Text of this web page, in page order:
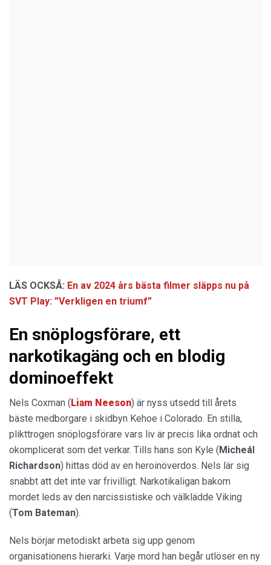
LÄS OCKSÅ: En av 2024 års bästa filmer släpps nu på
SVT Play: ”Verkligen en triumf”
En snöplogsförare, ett
narkotikagäng och en blodig
dominoeffekt
Nels Coxman (Liam Neeson) är nyss utsedd till årets
bäste medborgare i skidbyn Kehoe i Colorado. En stilla,
plikttrogen snöplogsförare vars liv är precis lika ordnat och
okomplicerat som det verkar. Tills hans son Kyle (Micheál
Richardson) hittas död av en heroinöverdos. Nels lär sig
snabbt att det inte var frivilligt. Narkotikaligan bakom
mordet leds av den narcissistiske och välklädde Viking
(Tom Bateman).
Nels börjar metodiskt arbeta sig upp genom
organisationens hierarki. Varje mord han begår utlöser en ny